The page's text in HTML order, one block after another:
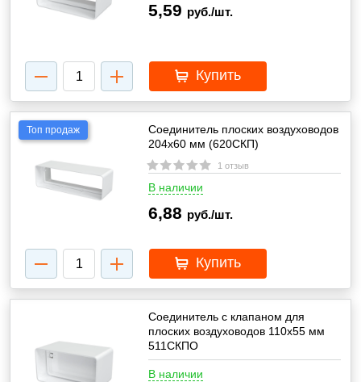
5,59 руб./шт.
Купить
Топ продаж
Соединитель плоских воздуховодов
204х60 мм (620СКП)
1 отзыв
В наличии
6,88 руб./шт.
Купить
Соединитель с клапаном для
плоских воздуховодов 110х55 мм
511СКПО
В наличии